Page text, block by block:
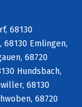
68130
68130 Emlingen,
68720
Hundsbach,
68130
68720